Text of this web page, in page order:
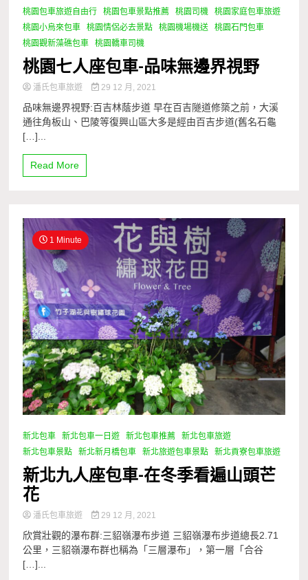
桃園包車旅遊自由行
桃園包車景點推薦 桃園司機
桃園家庭包車旅遊
桃園小烏來包車
桃園情侶必去景點 桃園機場機送
桃園石門包車
桃園觀新藻礁包車
桃園轎車司機
桃園七人座包車-品味無邊界視野
潘氏包車旅遊 29 12 月, 2021
品味無邊界視野:百吉林蔭步道 早在百吉隧道修築之前，大溪
通往角板山、巴陵等復興山區大多是經由百吉步道(舊名石龜
[…]...
Read More
1 Minute
新北包車 新北包車一日遊 新北包車推薦
新北包車旅遊
新北包車景點
新北新月橋包車 新北旅遊包車景點 新北貢寮包車旅遊
新北九人座包車-在冬季看遍山頭芒
花
潘氏包車旅遊 29 12 月, 2021
欣賞壯觀的瀑布群:三貂嶺瀑布步道 三貂嶺瀑布步道總長2.71
公里，三貂嶺瀑布群也稱為「三層瀑布」，第一層「合谷
[…]...